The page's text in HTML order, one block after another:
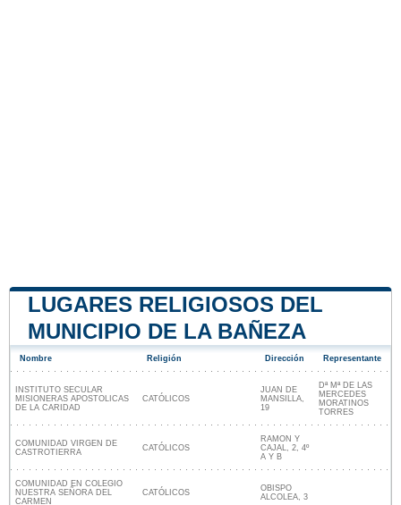
LUGARES RELIGIOSOS DEL
MUNICIPIO DE LA BAÑEZA
Nombre Religión Dirección Representante
INSTITUTO SECULAR
MISIONERAS APOSTOLICAS
DE LA CARIDAD
CATÓLICOS
JUAN DE
MANSILLA,
19
Dª Mª DE LAS
MERCEDES
MORATINOS
TORRES
COMUNIDAD VIRGEN DE
CASTROTIERRA
CATÓLICOS
RAMON Y
CAJAL, 2, 4º
A Y B
COMUNIDAD EN COLEGIO
NUESTRA SEÑORA DEL
CARMEN
CATÓLICOS
OBISPO
ALCOLEA, 3